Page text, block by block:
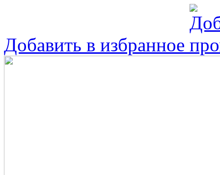
Добавить в избранное